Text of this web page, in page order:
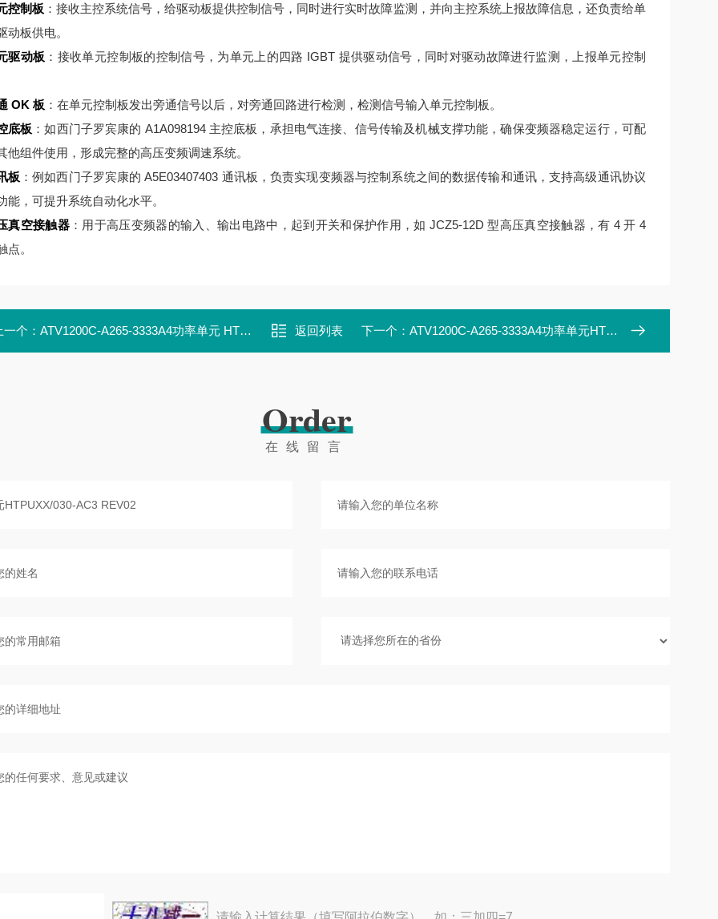
控制板 ：接收主控系统信号，给驱动板提供控制信号，同时进行实时故障监测，并向主控系统上报故障信息，还负责给单
动板供电。
驱动板 ：接收单元控制板的控制信号，为单元上的四路 IGBT 提供驱动信号，同时对驱动故障进行监测，上报单元控制
OK 板 ：在单元控制板发出旁通信号以后，对旁通回路进行检测，检测信号输入单元控制板。
底板 ：如西门子罗宾康的 A1A098194 主控底板，承担电气连接、信号传输及机械支撑功能，确保变频器稳定运行，可配
他组件使用，形成完整的高压变频调速系统。
板 ：例如西门子罗宾康的 A5E03407403 通讯板，负责实现变频器与控制系统之间的数据传输和通讯，支持高级通讯协议
能，可提升系统自动化水平。
真空接触器：用于高压变频器的输入、输出电路中，起到开关和保护作用，如 JCZ5-12D 型高压真空接触器，有 4 开 4
点。
一个： ATV1200C-A265-3333A4功率单元 HTPUXX/030-AC3 返回列表 下一个： ATV1200C-A265-3333A4功率单元HTPUXX/150-AC3 REV02
Order
在线留言